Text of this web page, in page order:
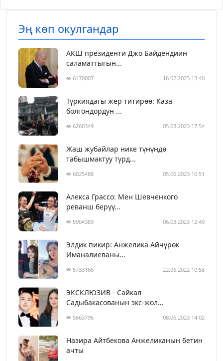
Эң көп окулгандар
АКШ президенти Джо Байдендиин
саламаттыгын...
6470007 16.02.2023 13:40
Түркиядагы жер титирөө: Каза
болгондордун ...
6260349 05.03.2023 17:54
Жаш жубайлар нике түнүндө
табышмактуу түрд...
6025488 05.06.2023 10:51
Алекса Грассо: Мен Шевченкого
реванш берүү...
5904389 06.03.2023 12:49
Элдик пикир: Анжелика Айчүрөк
Иманалиеваны...
5733166 22.06.2022 10:58
ЭКСКЛЮЗИВ - Сайкал
Садыбакасованын экс-жол...
5663796 08.06.2023 14:02
Назира Айтбекова Анжеликанын бетин
ачты